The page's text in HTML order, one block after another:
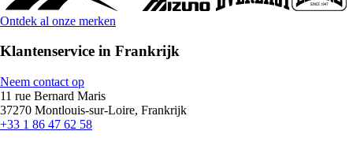
Ontdek al onze merken
Klantenservice in Frankrijk
Neem contact op
11 rue Bernard Maris
37270 Montlouis-sur-Loire, Frankrijk
+33 1 86 47 62 58